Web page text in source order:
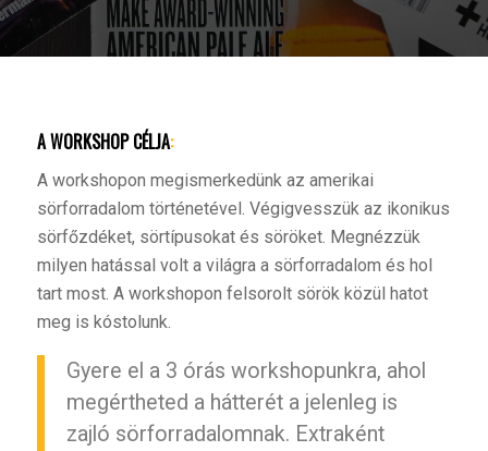
A WORKSHOP CÉLJA:
A workshopon megismerkedünk az amerikai
sörforradalom történetével. Végigvesszük az ikonikus
sörfőzdéket, sörtípusokat és söröket. Megnézzük
milyen hatással volt a világra a sörforradalom és hol
tart most. A workshopon felsorolt sörök közül hatot
meg is kóstolunk.
Gyere el a 3 órás workshopunkra, ahol
megértheted a hátterét a jelenleg is
zajló sörforradalomnak. Extraként